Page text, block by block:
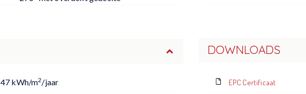
47 kWh/m2/jaar
DOWNLOADS
EPC Certificaat